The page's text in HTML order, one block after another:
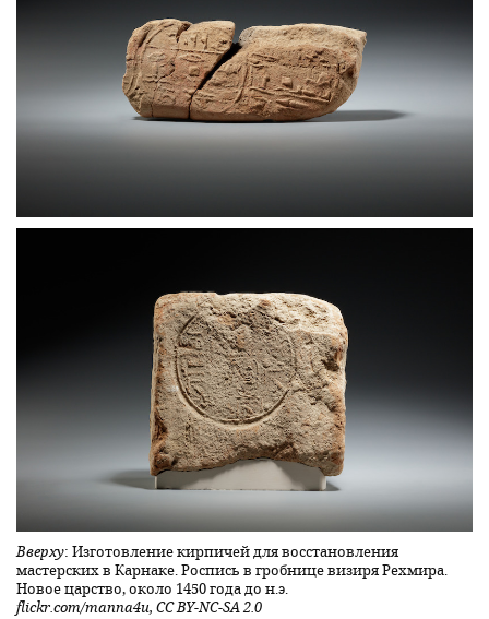
Вверху: Изготовление кирпичей для восстановления
мастерских в Карнаке. Роспись в гробнице визиря Рехмира.
Новое царство, около 1450 года до н.э.
flickr.com/manna4u, CC BY-NC-SA 2.0